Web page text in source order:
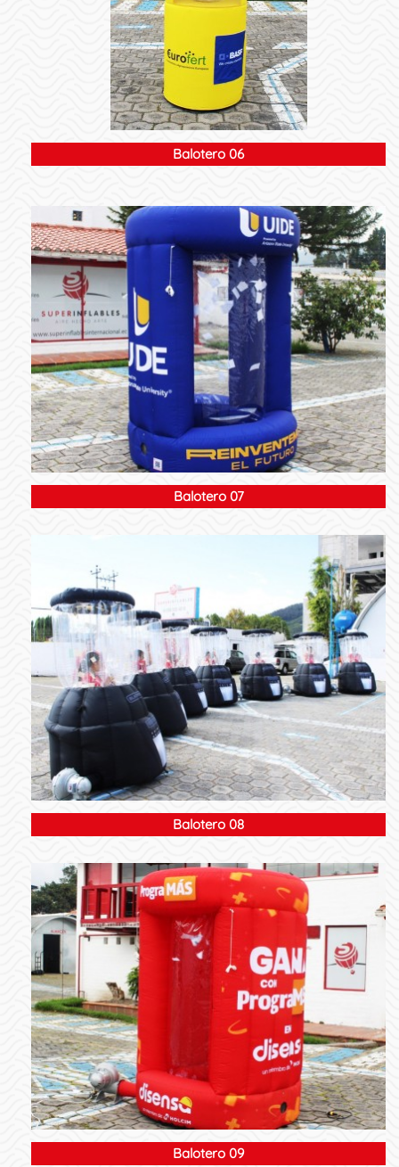
Balotero 06
Balotero 07
Balotero 08
Balotero 09